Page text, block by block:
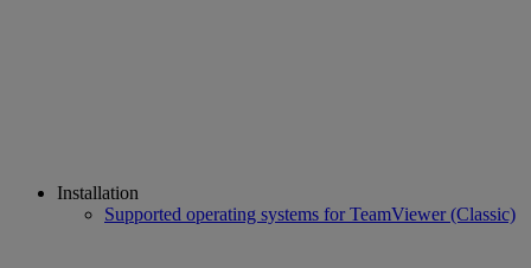
Installation
Supported operating systems for TeamViewer (Classic)